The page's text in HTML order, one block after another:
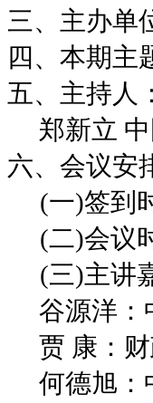
三、主办单
四、本期主
五、主持人：
郑新立 中
六、会议安
(一)签到
(二)会议
(三)主讲
谷源洋：
贾 康：财
何德旭：